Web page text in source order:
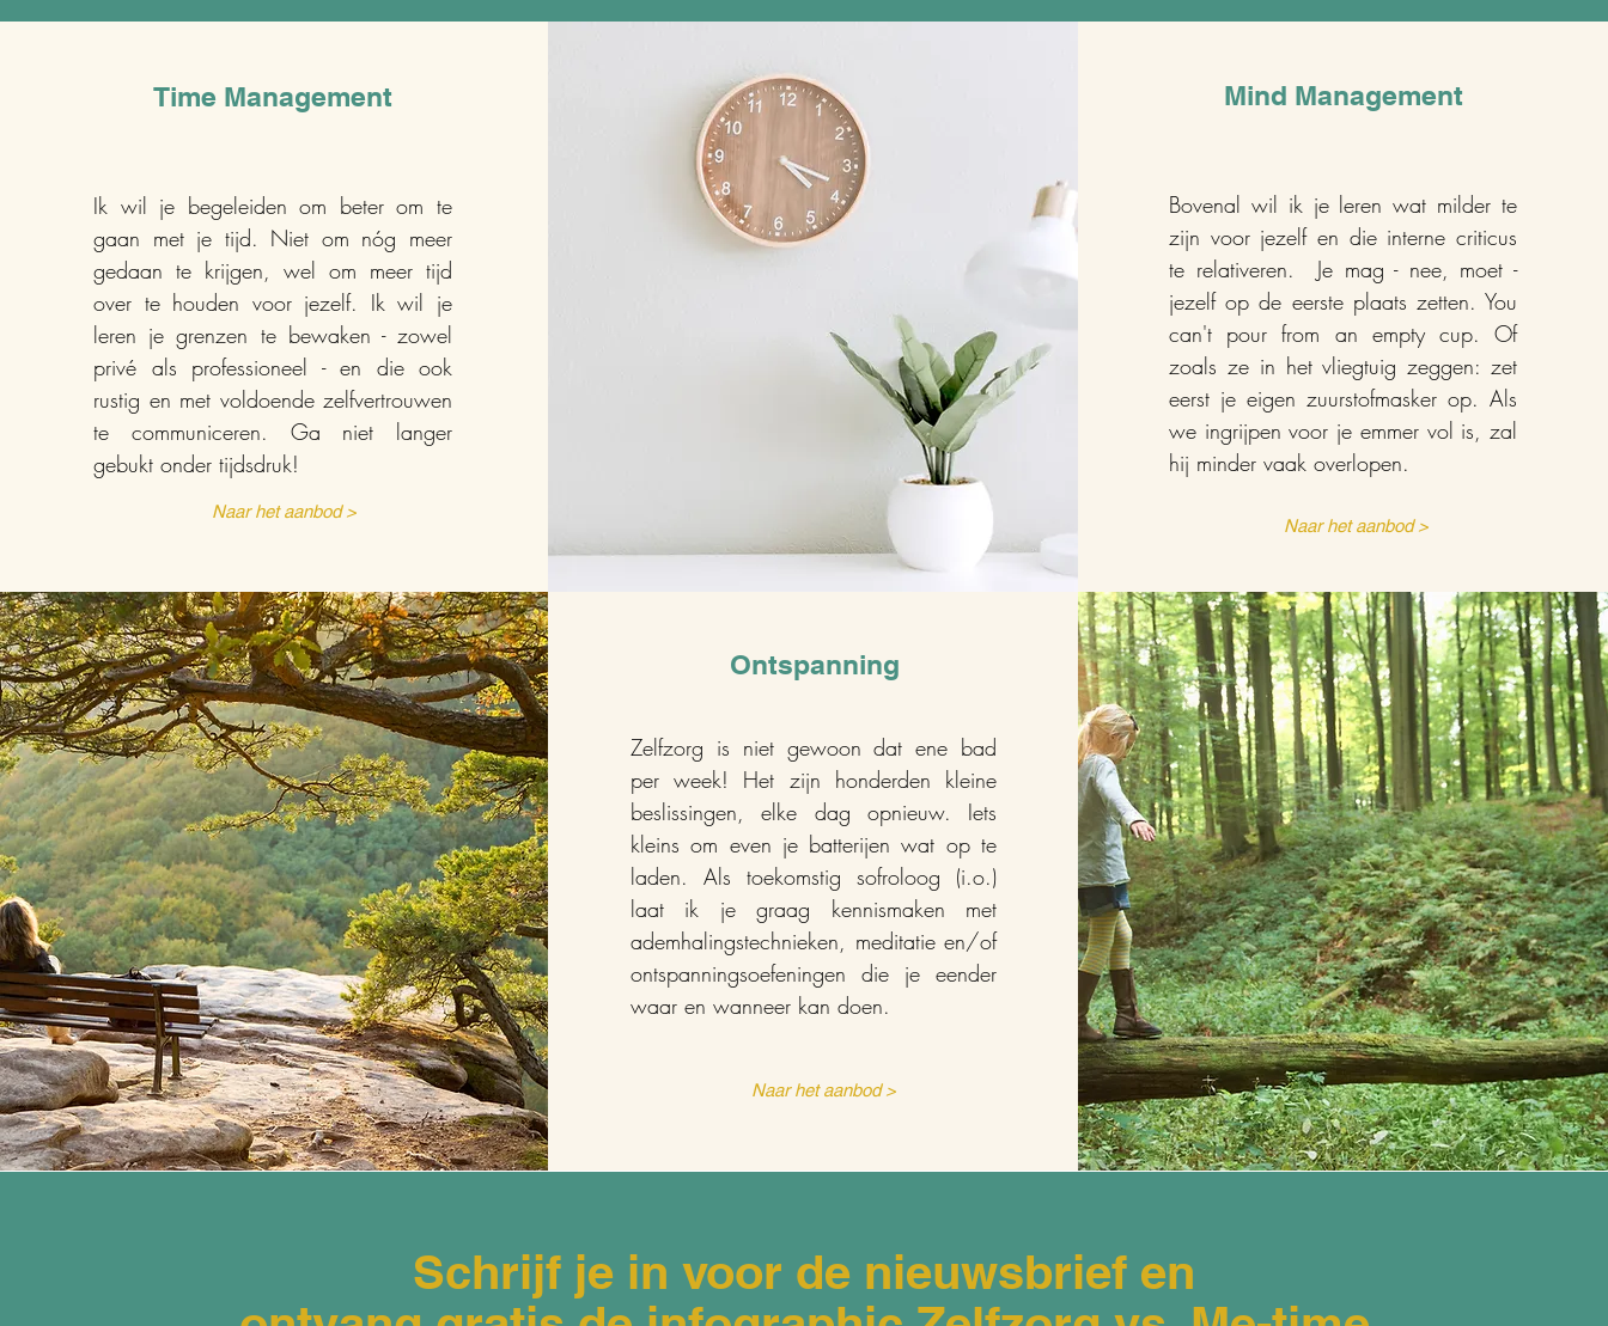
Time Management
Ik wil je begeleiden om beter om te
gaan met je tijd. Niet om nóg meer
gedaan te krijgen, wel om meer tijd
over te houden voor jezelf. Ik wil je
leren je grenzen te bewaken - zowel
privé als professioneel - en die ook
rustig en met voldoende zelfvertrouwen
te communiceren. Ga niet langer
gebukt onder tijdsdruk!
Naar het aanbod >
Mind Management
Bovenal wil ik je leren wat milder te
zijn voor jezelf en die interne criticus
te relativeren. Je mag - nee, moet -
jezelf op de eerste plaats zetten. You
can't pour from an empty cup. Of
zoals ze in het vliegtuig zeggen: zet
eerst je eigen zuurstofmasker op. Als
we ingrijpen voor je emmer vol is, zal
hij minder vaak overlopen.
Naar het aanbod >
Ontspanning
Zelfzorg is niet gewoon dat ene bad
per week! Het zijn honderden kleine
beslissingen, elke dag opnieuw. Iets
kleins om even je batterijen wat op te
laden. Als toekomstig sofroloog (i.o.)
laat ik je graag kennismaken met
ademhalingstechnieken, meditatie en/of
ontspanningsoefeningen die je eender
waar en wanneer kan doen.
Naar het aanbod >
Schrijf je in voor de nieuwsbrief en